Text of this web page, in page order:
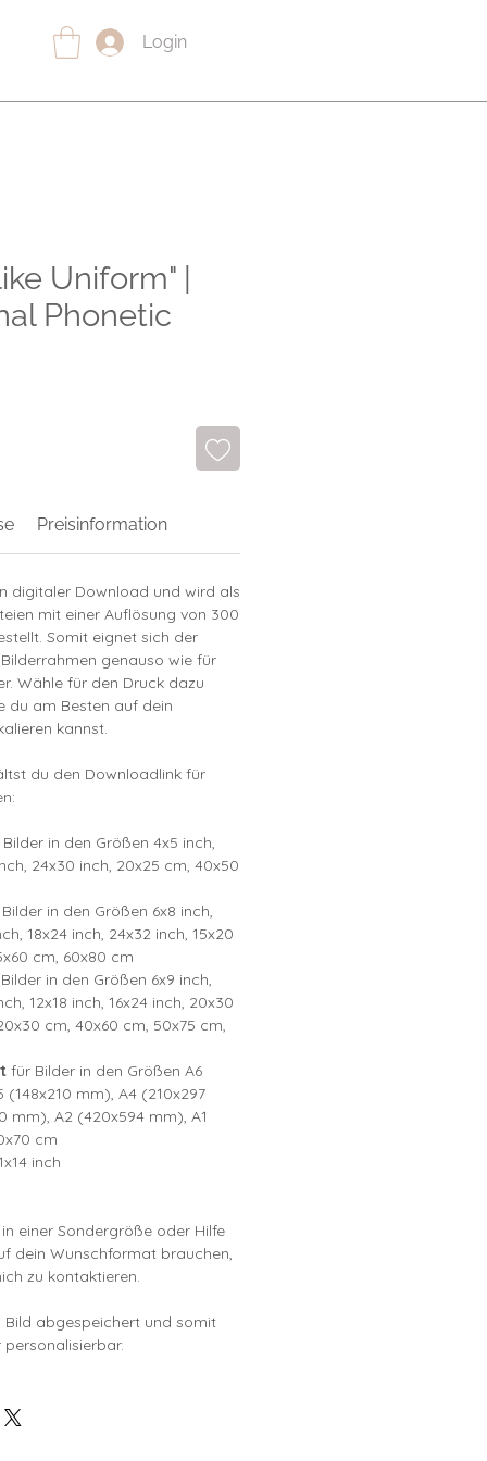
Login
Uniform" |
Phonetic
Preisinformation
digitaler Download und wird als
mit einer Auflösung von 300
Somit eignet sich der
genauso wie für
Wähle für den Druck dazu
du am Besten auf dein
kannst.
du den Downloadlink für
in den Größen 4x5 inch,
24x30 inch, 20x25 cm, 40x50
in den Größen 6x8 inch,
18x24 inch, 24x32 inch, 15x20
cm, 60x80 cm
in den Größen 6x9 inch,
12x18 inch, 16x24 inch, 20x30
cm, 40x60 cm, 50x75 cm,
für Bilder in den Größen A6
(148x210 mm), A4 (210x297
mm), A2 (420x594 mm), A1
cm
inch
einer Sondergröße oder Hilfe
dein Wunschformat brauchen,
zu kontaktieren.
Bild abgespeichert und somit